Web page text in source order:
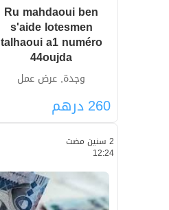
Ru mahdaoui ben
s'aide lotesmen
talhaoui a1 numéro
44oujda
وجدة, عرض عمل
260درهم
2 سنين مضت
12:24